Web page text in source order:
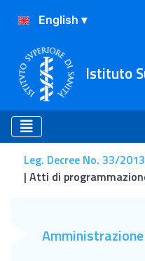
Istituto
Leg. Decree No. 33/2013
Atti di
Amministrazione